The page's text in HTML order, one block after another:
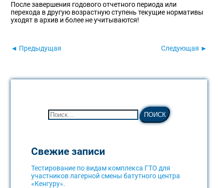
После завершения годового отчетного периода или
перехода в другую возрастную ступень текущие нормативы
уходят в архив и более не учитываются!
◄ Предыдущая Следующая ►
Свежие записи
Тестирование по видам комплекса ГТО для
участников лагерной смены батутного центра
«Кенгуру».